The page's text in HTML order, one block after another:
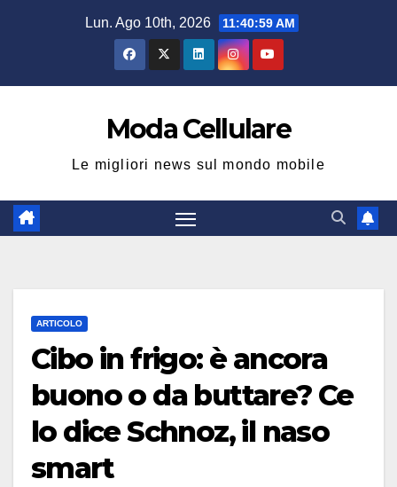
Lun. Ago 10th, 2026 11:41:00 AM
Moda Cellulare
Le migliori news sul mondo mobile
ARTICOLO
Cibo in frigo: è ancora
buono o da buttare? Ce
lo dice Schnoz, il naso
smart